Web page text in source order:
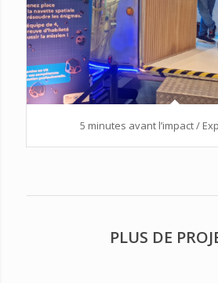
5 minutes avant l’impact /
PLUS DE